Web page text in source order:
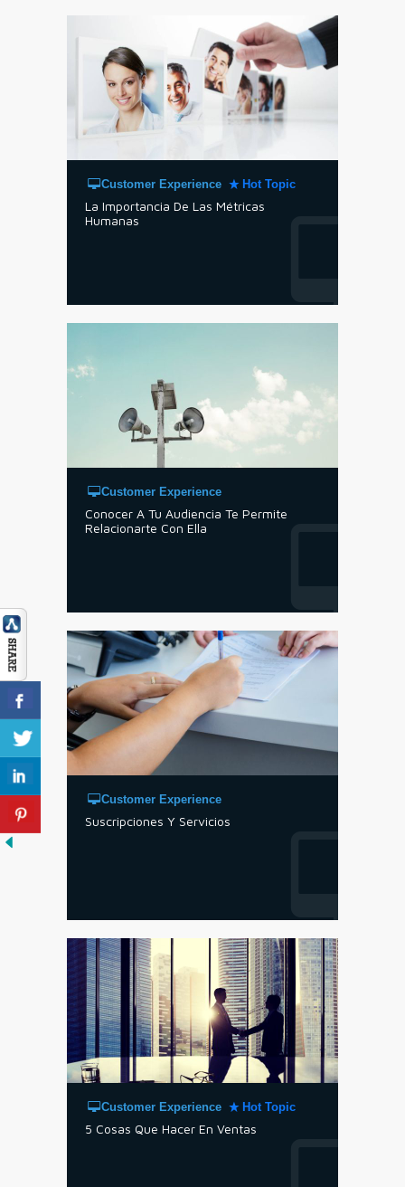
Customer Experience Hot Topic
La Importancia De Las Métricas
Humanas
Customer Experience
Conocer A Tu Audiencia Te Permite
Relacionarte Con Ella
Customer Experience
Suscripciones Y Servicios
Customer Experience Hot Topic
5 Cosas Que Hacer En Ventas